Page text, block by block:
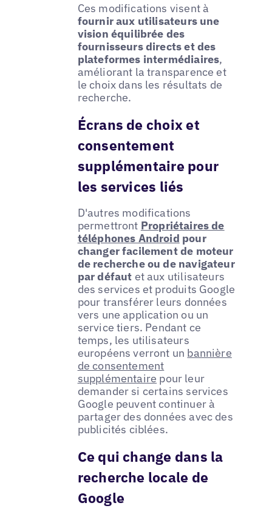
Ces modifications visent à
fournir aux utilisateurs une
vision équilibrée des
fournisseurs directs et des
plateformes intermédiaires,
améliorant la transparence et
le choix dans les résultats de
recherche.
Écrans de choix et
consentement
supplémentaire pour
les services liés
D'autres modifications
permettront Propriétaires de
téléphones Android pour
changer facilement de moteur
de recherche ou de navigateur
par défaut et aux utilisateurs
des services et produits Google
pour transférer leurs données
vers une application ou un
service tiers. Pendant ce
temps, les utilisateurs
européens verront un bannière
de consentement
supplémentaire pour leur
demander si certains services
Google peuvent continuer à
partager des données avec des
publicités ciblées.
Ce qui change dans la
recherche locale de
Google